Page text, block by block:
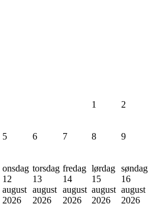
1 2
5 6 7 8 9
onsdag
12
august
2026
torsdag
13
august
2026
fredag
14
august
2026
lørdag
15
august
2026
søndag
16
august
2026